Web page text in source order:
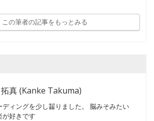
この筆者の記事をもっとみる
真 (Kanke Takuma)
ディングを少し齧りました。 脳みそみたい
が好きです